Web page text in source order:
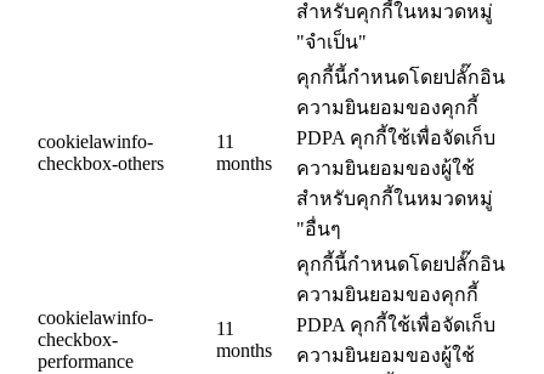
สำหรับคุกกี้ในหมวดหมู่
"จำเป็น"
cookielawinfo-
checkbox-others
11
months
คุกกี้นี้กำหนดโดยปลั๊กอิน
ความยินยอมของคุกกี้
PDPA คุกกี้ใช้เพื่อจัดเก็บ
ความยินยอมของผู้ใช้
สำหรับคุกกี้ในหมวดหมู่
"อื่นๆ
cookielawinfo-
checkbox-
performance
11
months
คุกกี้นี้กำหนดโดยปลั๊กอิน
ความยินยอมของคุกกี้
PDPA คุกกี้ใช้เพื่อจัดเก็บ
ความยินยอมของผู้ใช้